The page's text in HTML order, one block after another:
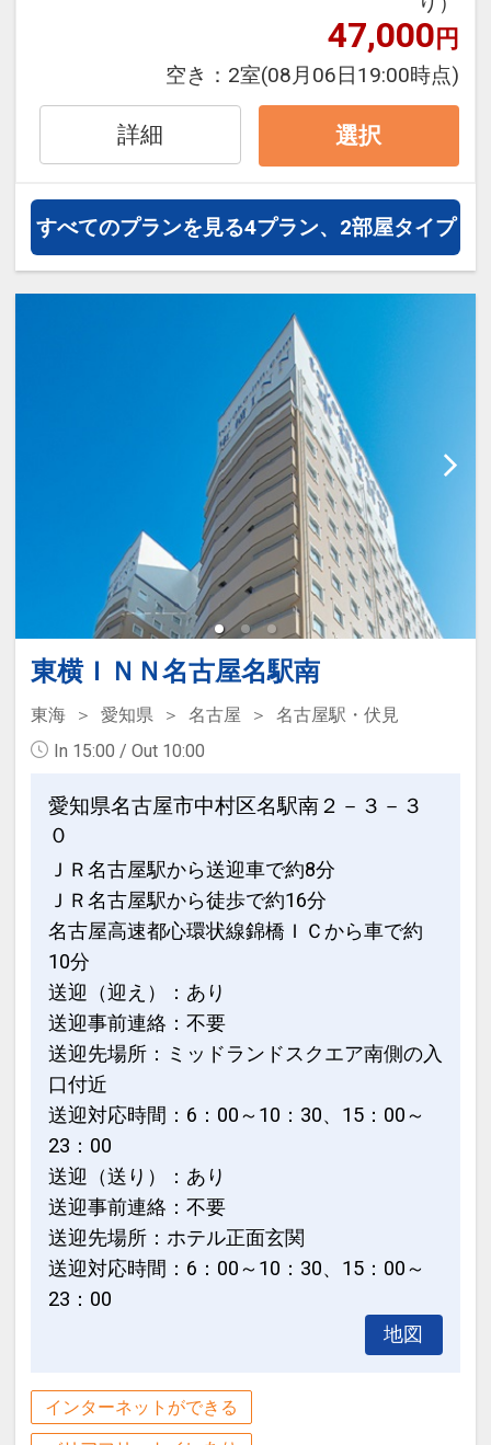
設定期間：2026年4月1日～2026年11月
インターネットコース番号：DP-1-
17455045
・地下鉄「栄」駅まで徒歩約5分の好立
地で、ビジネスにも観光にも便利です。
・全客室Wifi接続によるインターネット
利用無料。
をご用意しています。
●「食事なしプラン」と「朝食付プラ
ン」を掲載しています。
※ご覧のページがどちらかを【食事条
の項目でご確認のうえ、予約にお進
禁煙ルームと喫煙ルームのプランをご用
●「禁煙ルームプラン」と「喫煙ルーム
プラン」を掲載しています。
※ご覧のページがどちらかを【客室情
の項目でご確認のうえ、予約にお進
み下さい。
30日
インターネットコース番号：DP-1-
17455045
47,000円
空き： 2室(08月06日19:00時点)
詳細 選択
すべてのプランを見る4プラン、2部屋タイプ
東横ＩＮＮ名古屋名駅南
東海 愛知県 名古屋
名古屋駅・伏見
In 15:00 / Out 10:00
愛知県名古屋市中村区名駅南２－３－３
０
ＪＲ名古屋駅から送迎車で約8分
ＪＲ名古屋駅から徒歩で約16分
名古屋高速都心環状線錦橋ＩＣから車で約
10分
送迎（迎え）：あり
送迎事前連絡：不要
送迎先場所：ミッドランドスクエア南側の入
口付近
送迎対応時間：6：00～10：30、15：00～
23：00
送迎（送り）：あり
送迎事前連絡：不要
送迎先場所：ホテル正面玄関
送迎対応時間：6：00～10：30、15：00～
23：00
地図
インターネットができる